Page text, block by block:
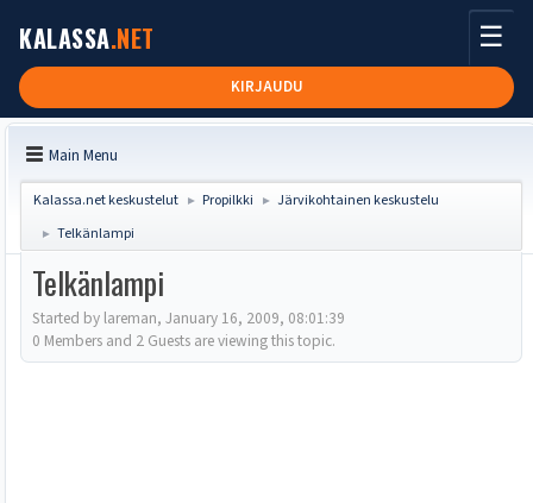
KALASSA.NET
KIRJAUDU
☰
Main Menu
Kalassa.net keskustelut ► Propilkki ► Järvikohtainen keskustelu
► Telkänlampi
Telkänlampi
Started by lareman, January 16, 2009, 08:01:39
0 Members and 2 Guests are viewing this topic.